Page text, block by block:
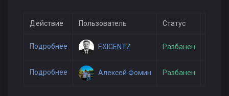
Действие Пользователь Статус
Подробнее EXIGENTZ Разбанен
Подробнее Алексей Фомин Разбанен